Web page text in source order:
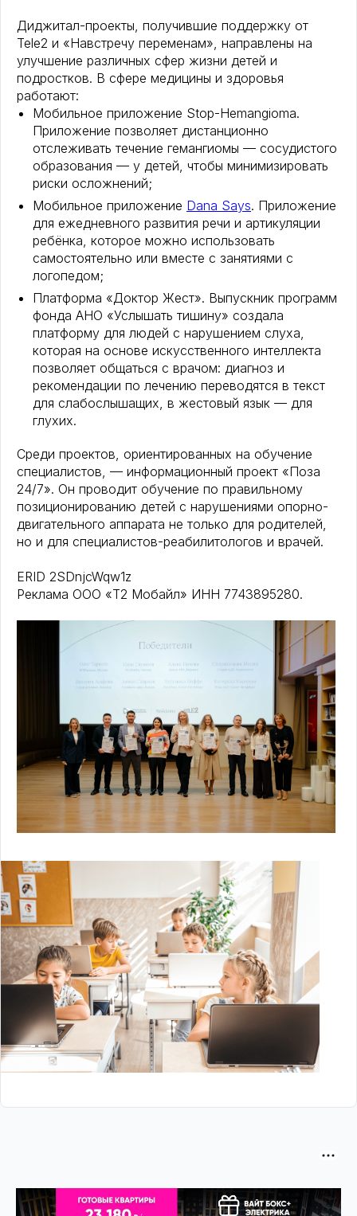
Диджитал-проекты, получившие поддержку от
Tele2 и «Навстречу переменам», направлены на
улучшение различных сфер жизни детей и
подростков. В сфере медицины и здоровья
работают:
Мобильное приложение Stop-Hemangioma.
Приложение позволяет дистанционно
отслеживать течение гемангиомы — сосудистого
образования — у детей, чтобы минимизировать
риски осложнений;
Мобильное приложение Dana Says. Приложение
для ежедневного развития речи и артикуляции
ребёнка, которое можно использовать
самостоятельно или вместе с занятиями с
логопедом;
Платформа «Доктор Жест». Выпускник программ
фонда АНО «Услышать тишину» создала
платформу для людей с нарушением слуха,
которая на основе искусственного интеллекта
позволяет общаться с врачом: диагноз и
рекомендации по лечению переводятся в текст
для слабослышащих, в жестовый язык — для
глухих.
Среди проектов, ориентированных на обучение
специалистов, — информационный проект «Поза
24/7». Он проводит обучение по правильному
позиционированию детей с нарушениями опорно-
двигательного аппарата не только для родителей,
но и для специалистов-реабилитологов и врачей.
ERID 2SDnjcWqw1z
Реклама ООО «T2 Мобайл» ИНН 7743895280.